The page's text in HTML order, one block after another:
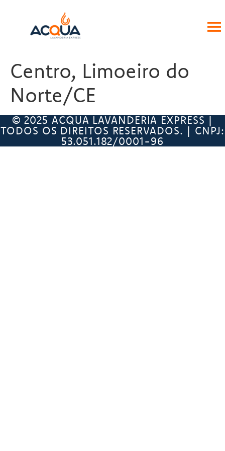
Centro, Limoeiro do
Norte/CE
© 2025 ACQUA LAVANDERIA EXPRESS |
TODOS OS DIREITOS RESERVADOS. | CNPJ:
53.051.182/0001-96